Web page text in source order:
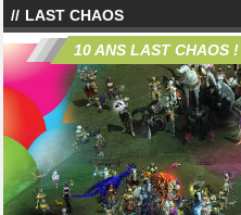
LAST CHAOS
10 ANS LAST CHAOS !